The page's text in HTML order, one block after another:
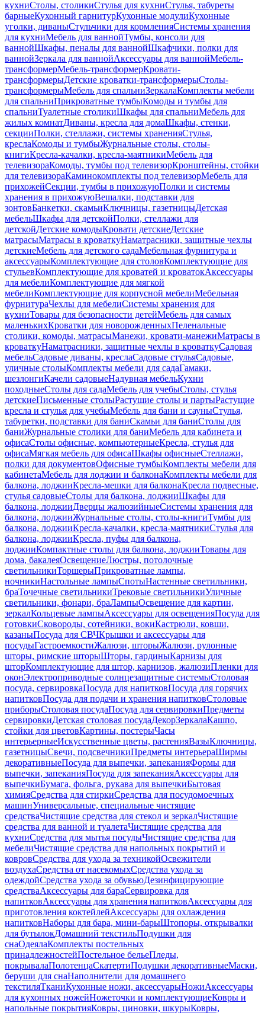
кухниСтолы, столикиСтулья для кухниСтулья, табуреты
барныеКухонный гарнитурКухонные модулиКухонные
уголки, диваныСтульчики для кормленияСистемы хранения
для кухниМебель для ваннойТумбы, консоли для
ваннойШкафы, пеналы для ваннойШкафчики, полки для
ваннойЗеркала для ваннойАксессуары для ваннойМебель-
трансформерМебель-трансформерКровати-
трансформерыДетские кроватки-трансформерыСтолы-
трансформерыМебель для спальниЗеркалаКомплекты мебели
для спальниПрикроватные тумбыКомоды и тумбы для
спальниТуалетные столикиШкафы для спальниМебель для
жилых комнатДиваны, кресла для домаШкафы, стенки,
секцииПолки, стеллажи, системы храненияСтулья,
креслаКомоды и тумбыЖурнальные столы, столы-
книгиКресла-качалки, кресла-маятникиМебель для
телевизораКомоды, тумбы под телевизорКронштейны, стойки
для телевизораКаминокомплекты под телевизорМебель для
прихожейСекции, тумбы в прихожуюПолки и системы
хранения в прихожуюВешалки, подставки для
зонтовБанкетки, скамьиКлючницы, газетницыДетская
мебельШкафы для детскойПолки, стеллажи для
детскойДетские комодыКровати детскиеДетские
матрасыМатрасы в кроваткуНаматрасники, защитные чехлы
детскиеМебель для детского садаМебельная фурнитура и
аксессуарыКомплектующие для столовКомплектующие для
стульевКомплектующие для кроватей и кроватокАксессуары
для мебелиКомплектующие для мягкой
мебелиКомплектующие для корпусной мебелиМебельная
фурнитураЧехлы для мебелиСистемы хранения для
кухниТовары для безопасности детейМебель для самых
маленькихКроватки для новорожденныхПеленальные
столики, комоды, матрасыМанежи, кровати-манежиМатрасы в
кроваткуНаматрасники, защитные чехлы в кроваткуСадовая
мебельСадовые диваны, креслаСадовые стульяСадовые,
уличные столыКомплекты мебели для садаГамаки,
шезлонгиКачели садовыеНадувная мебельКухни
походныеСтолы для садаМебель для учебыСтолы, стулья
детскиеПисьменные столыРастущие столы и партыРастущие
кресла и стулья для учебыМебель для бани и сауныСтулья,
табуретки, подставки для баниСкамьи для баниСтолы для
баниЖурнальные столики для баниМебель для кабинета и
офисаСтолы офисные, компьютерныеКресла, стулья для
офисаМягкая мебель для офисаШкафы офисныеСтеллажи,
полки для документовОфисные тумбыКомплекты мебели для
кабинетаМебель для лоджии и балконаКомплекты мебели для
балкона, лоджииКресла-мешки для балконаКресла подвесные,
стулья садовыеСтолы для балкона, лоджииШкафы для
балкона, лоджииДверцы жалюзийныеСистемы хранения для
балкона, лоджииЖурнальные столы, столы-книгиТумбы для
балкона, лоджииКресла-качалки, кресла-маятникиСтулья для
балкона, лоджииКресла, пуфы для балкона,
лоджииКомпактные столы для балкона, лоджииТовары для
дома, бакалеяОсвещениеЛюстры, потолочные
светильникиТоршерыПрикроватные лампы,
ночникиНастольные лампыСпотыНастенные светильники,
браТочечные светильникиТрековые светильникиУличные
светильники, фонари, браЛампыОсвещение для картин,
зеркалКольцевые лампыАксессуары для освещенияПосуда для
готовкиСковороды, сотейники, вокиКастрюли, ковши,
казаныПосуда для СВЧКрышки и аксессуары для
посудыГастроемкостиЖалюзи, шторыЖалюзи, рулонные
шторы, римские шторыШторы, гардиныКарнизы для
шторКомплектующие для штор, карнизов, жалюзиПленки для
оконЭлектроприводные солнцезащитные системыСтоловая
посуда, сервировкаПосуда для напитковПосуда для горячих
напитковПосуда для подачи и хранения напитковСтоловые
приборыСтоловая посудаПосуда для сервировкиПредметы
сервировкиДетская столовая посудаДекорЗеркалаКашпо,
стойки для цветовКартины, постерыЧасы
интерьерныеИскусственные цветы, растенияВазыКлючницы,
газетницыСвечи, подсвечникиПредметы интерьераШирмы
декоративныеПосуда для выпечки, запеканияФормы для
выпечки, запеканияПосуда для запеканияАксессуары для
выпечкиБумага, фольга, рукава для выпечкиБытовая
химияСредства для стиркиСредства для посудомоечных
машинУниверсальные, специальные чистящие
средстваЧистящие средства для стекол и зеркалЧистящие
средства для ванной и туалетаЧистящие средства для
кухниСредства для мытья посудыЧистящие средства для
мебелиЧистящие средства для напольных покрытий и
ковровСредства для ухода за техникойОсвежители
воздухаСредства от насекомыхСредства ухода за
одеждойСредства ухода за обувьюДезинфицирующие
средстваАксессуары для бараСервировка для
напитковАксессуары для хранения напитковАксессуары для
приготовления коктейлейАксессуары для охлаждения
напитковНаборы для бара, мини-барыШтопоры, открывалки
для бутылокДомашний текстильПодушки для
снаОдеялаКомплекты постельных
принадлежностейПостельное бельеПледы,
покрывалаПолотенцаСкатертиПодушки декоративныеМаски,
беруши для снаНаполнители для домашнего
текстиляТканиКухонные ножи, аксессуарыНожиАксессуары
для кухонных ножейНожеточки и комплектующиеКовры и
напольные покрытияКовры, циновки, шкурыКовры,